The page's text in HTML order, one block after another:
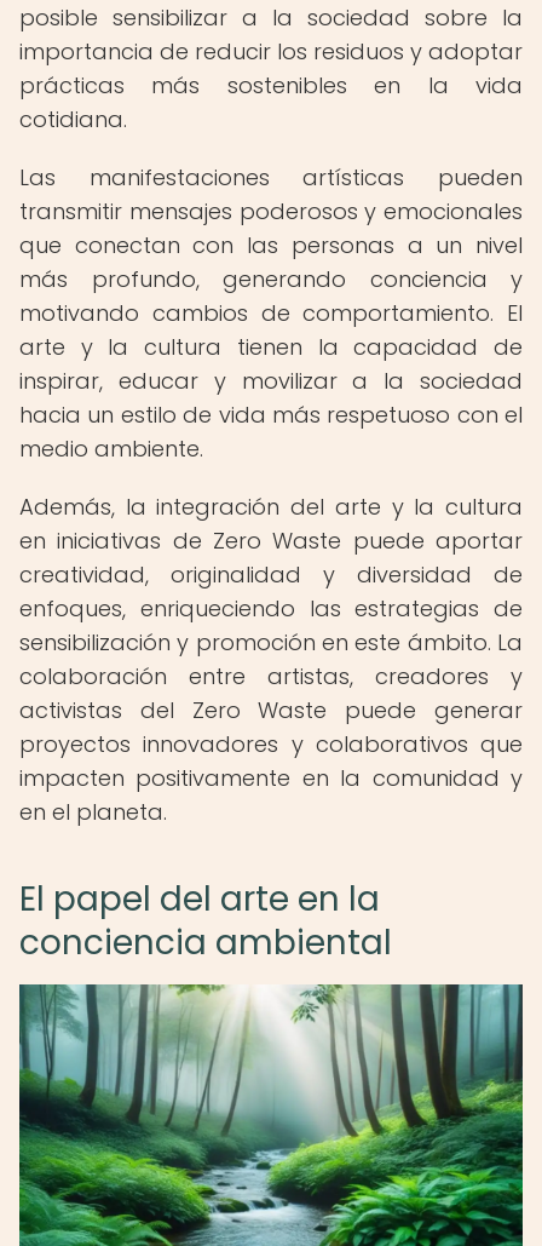
posible sensibilizar a la sociedad sobre la
importancia de reducir los residuos y adoptar
prácticas más sostenibles en la vida
cotidiana.
Las manifestaciones artísticas pueden
transmitir mensajes poderosos y emocionales
que conectan con las personas a un nivel
más profundo, generando conciencia y
motivando cambios de comportamiento. El
arte y la cultura tienen la capacidad de
inspirar, educar y movilizar a la sociedad
hacia un estilo de vida más respetuoso con el
medio ambiente.
Además, la integración del arte y la cultura
en iniciativas de Zero Waste puede aportar
creatividad, originalidad y diversidad de
enfoques, enriqueciendo las estrategias de
sensibilización y promoción en este ámbito. La
colaboración entre artistas, creadores y
activistas del Zero Waste puede generar
proyectos innovadores y colaborativos que
impacten positivamente en la comunidad y
en el planeta.
El papel del arte en la
conciencia ambiental